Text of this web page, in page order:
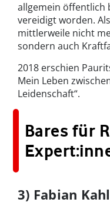
allgemein öffentlich
vereidigt worden.
mittlerweile nicht
sondern auch
2018 erschien
Mein Leben
Leidenschaft“.
Bares für
3) Fabian Kahl